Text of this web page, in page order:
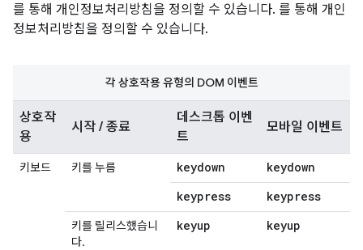
를 통해 개인정보처리방침을 정의할 수 있습니다. 를 통해 개인
정보처리방침을 정의할 수 있습니다.
상호작
용
시작 / 종료
데스크톱 이벤
트
모바일 이벤트
키보드 키를 누름 keydown
keydown
keypress
keypress
키를 릴리스했습니
다.
keyup keyup
각 상호작용 유형의 DOM 이벤트